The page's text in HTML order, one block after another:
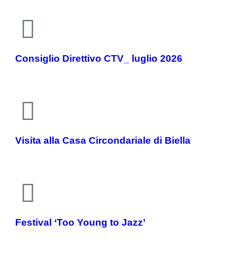
Consiglio Direttivo CTV_ luglio 2026
Visita alla Casa Circondariale di Biella
Festival ‘Too Young to Jazz’